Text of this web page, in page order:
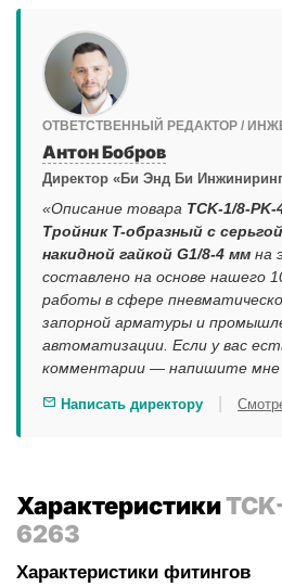
ОТВЕТСТВЕННЫЙ РЕДАКТОР /
Антон Бобров
Директор «Би Энд Би
«Описание товара TCK-1/8-PK-
Тройник T-образный с
накидной гайкой G1/8-4 мм на
составлено на основе нашего
работы в сфере
запорной арматуры и
автоматизации. Если у вас
комментарии — напишите мне
Написать директору
Характеристики
6263
Характеристики фитингов